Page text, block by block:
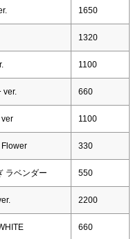
1650
1320
1100
ver. 660
ver 1100
Flower 330
ラベンダー 550
2200
660